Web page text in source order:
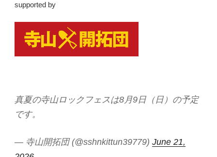
supported by
真夏の寺山ロックフェスは8月9日（日）の予定
です。
— 寺山開拓団 (@sshnkittun39779) June 21,